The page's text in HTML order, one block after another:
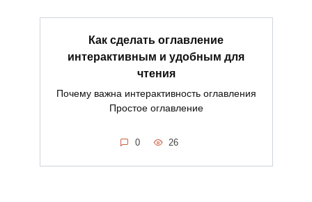
Как сделать оглавление
интерактивным и удобным для
чтения
Почему важна интерактивность оглавления
Простое оглавление
0 26